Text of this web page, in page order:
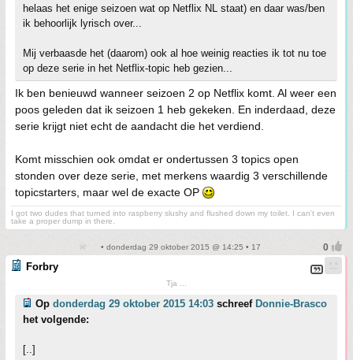
helaas het enige seizoen wat op Netflix NL staat) en daar was/ben
ik behoorlijk lyrisch over...
Mij verbaasde het (daarom) ook al hoe weinig reacties ik tot nu toe
op deze serie in het Netflix-topic heb gezien...
Ik ben benieuwd wanneer seizoen 2 op Netflix komt. Al weer een
poos geleden dat ik seizoen 1 heb gekeken. En inderdaad, deze
serie krijgt niet echt de aandacht die het verdiend.
Komt misschien ook omdat er ondertussen 3 topics open
stonden over deze serie, met merkens waardig 3 verschillende
topicstarters, maar wel de exacte OP
I got two dudes that turned into raspberry slushy and flushed down my toilet. I can't even
take a proper dump in there.
• donderdag 29 oktober 2015 @ 14:25 • 17
Forbry
Tja ...
Op donderdag 29 oktober 2015 14:03 schreef Donnie-Brasco
het volgende:
[..]